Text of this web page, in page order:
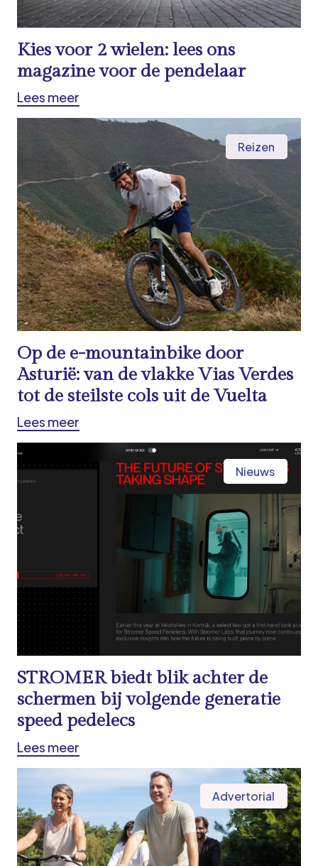
Kies voor 2 wielen: lees ons
magazine voor de pendelaar
Lees meer
Reizen
Op de e-mountainbike door
Asturië: van de vlakke Vias Verdes
tot de steilste cols uit de Vuelta
Lees meer
Nieuws
STROMER biedt blik achter de
schermen bij volgende generatie
speed pedelecs
Lees meer
Advertorial